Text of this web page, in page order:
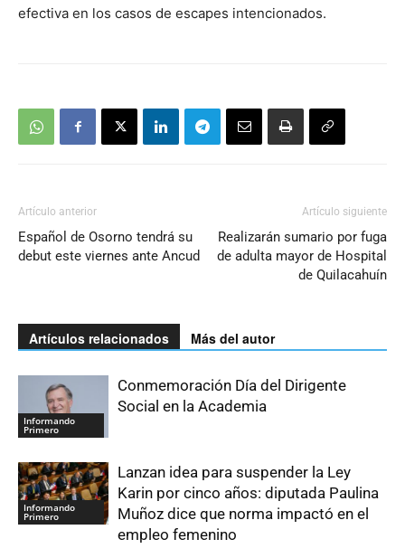
efectiva en los casos de escapes intencionados.
Artículo anterior
Español de Osorno tendrá su
debut este viernes ante Ancud
Artículo siguiente
Realizarán sumario por fuga
de adulta mayor de Hospital
de Quilacahuín
Artículos relacionados Más del autor
Informando
Primero
Conmemoración Día del Dirigente
Social en la Academia
Informando
Primero
Lanzan idea para suspender la Ley
Karin por cinco años: diputada Paulina
Muñoz dice que norma impactó en el
empleo femenino